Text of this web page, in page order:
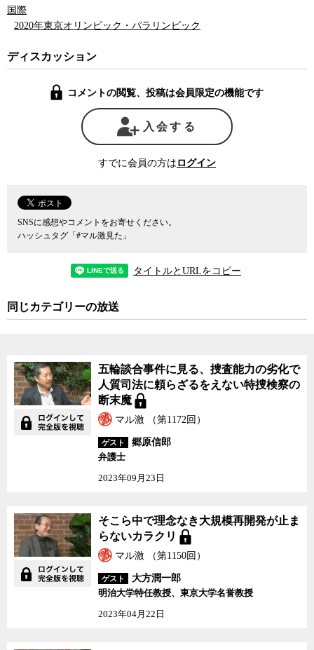
い。五輪の招致委員会は五輪を招致するにあたり、わざわざ「環境
を優先した東京大会」を掲げていた。しかし、現時点での東京2020
なのだ。
五輪の持続可能性は４つの分野における資源の調達基準という形
で評価を受ける。「水産物」と「農産物」、「畜産物」、「木材」
の4分野だ。それに加えて紙とパーム油の2分野でも現在調達基準策
定のための検討が進んでいるという。具体的には東京2020の組織委
員会が各分野で調達の基準を定めた「調達コード」というものを策
定し、そのルールに則って大会で使われる資源の調達が行なわれ
とができないことになる。
調達コードがある4分野のうち「木材」以外は基本的に食材という
大のイベントであり、オリンピック・パラリンピック大会期間中に
約1,500万食（選手村だけで約200万食）以上の食料を調達しなけれ
ックのみならず、その後の世界の食料調達基準に与える影響は計り
い。東京2020の国際的な責任はいたって重大なのだ。
4分野の一つ「水産物」で積極的な働きかけを行っているシーフー
ドレガシー代表の花岡和佳男氏は、東京2020の大会組織委員会が定
めた「持続可能性に配慮した水産物の調達基準」は、FAO（国連食
糧農業機関）のガイドラインに準拠しない日本独自の認証方式（エ
するなど、ロンドンやリオ大会が培ってきた国際基準から大きく後
しかし、花岡氏は同時に、もし組織委がロンドン・リオと同水準
の国際的に通用する調達基準を定めてしまえば、少なくとも水産物
に関しては東京2020で調達される食材から国産の食材が一切排除さ
れてしまいかねないと指摘する。要するに、日頃の日本国内の資源
管理が、国際的に通用するものになっていないため、五輪だからと
なものになってしまうというのだ。そのため組織委が定めた調達基
国際
2020年東京オリンピック・パラリンピック
ディスカッション
コメントの閲覧、投稿は会員限定の機能です
入会する
すでに会員の方は ログイン
SNSに感想やコメントをお寄せください。
ハッシュタグ「#マル激見た」
タイトルとURLをコピー
同じカテゴリーの放送
五輪談合事件に見る、捜査能力の劣化で
人質司法に頼らざるをえない特捜検察の
断末魔
マル激 （第1172回）
ゲスト
郷原信郎
弁護士
2023年09月23日
そこら中で理念なき大規模再開発が止ま
らないカラクリ
マル激 （第1150回）
ゲスト
大方潤一郎
明治大学特任教授、東京大学名誉教授
2023年04月22日